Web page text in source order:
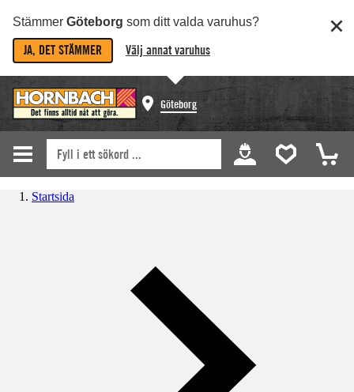
Stämmer Göteborg som ditt valda varuhus?
JA, DET STÄMMER Välj annat varuhus
Göteborg
Startsida